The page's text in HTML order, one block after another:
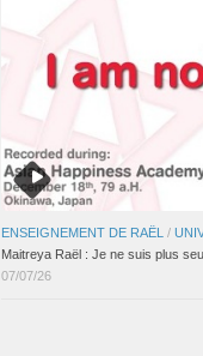
ENSEIGNEMENT DE RAËL /
Maitreya Raël : Je ne suis plus
07/07/26